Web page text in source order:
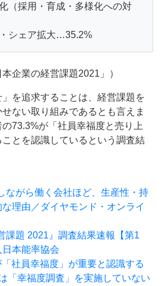
（採用・育成・多様化への対
シェア拡大…35.2%
企業の経営課題2021」）
を追求することは、経営課題を
ない取り組みであるとも言えま
73.3%が「社員幸福度と売り上
とを認識しているという調査結
ながら働く会社ほど、生産性・持
理由／ダイヤモンド・オンライ
課題 2021』調査結果速報【第1
本能率協会
社員幸福度」が重要と認識する
「幸福度調査」を実施していない